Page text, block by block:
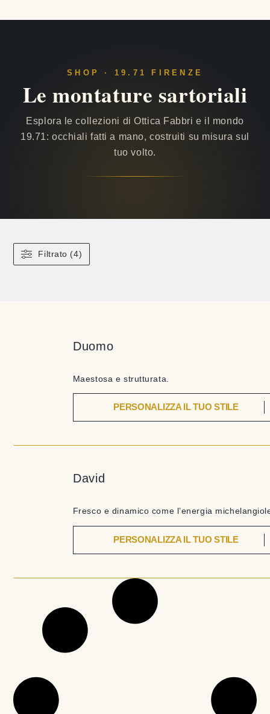
SHOP · 19.71 FIRENZE
Le montature sartoriali
Esplora le collezioni di Ottica Fabbri e il mondo
19.71: occhiali fatti a mano, costruiti su misura sul
tuo volto.
Filtrato (4)
Duomo
Maestosa e strutturata.
PERSONALIZZA IL TUO STILE
David
Fresco e dinamico come l’energia
PERSONALIZZA IL TUO STILE